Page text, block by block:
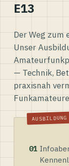
E13
Der Weg zum
Unser
— Technik,
praxisnah
01